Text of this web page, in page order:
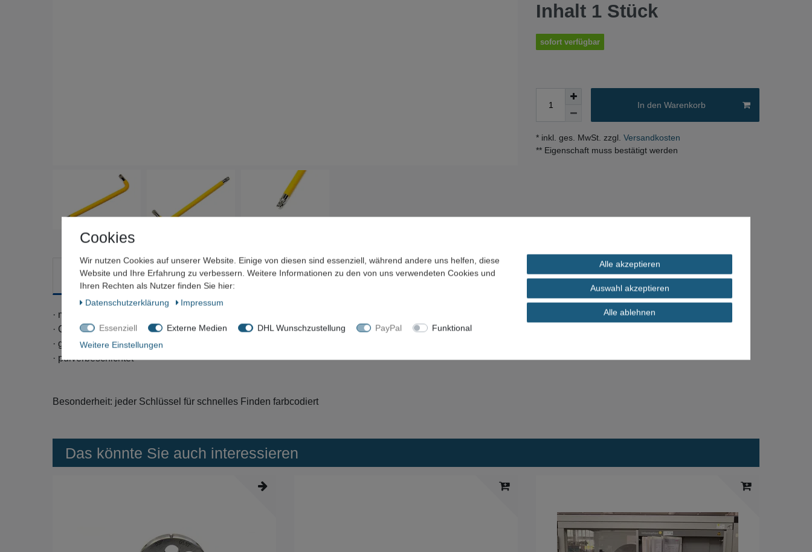
Beschreibung Technische Daten Weitere Details Frage zum Artikel / Preisvorschlag
· mit Farbcodierung
· Chrom-Vanadium-Stahl
· gehärtet
· pulverbeschichtet
Besonderheit: jeder Schlüssel für schnelles Finden farbcodiert
Inhalt 1 Stück
sofort verfügbar
In den Warenkorb
* inkl. ges. MwSt. zzgl. Versandkosten
** Eigenschaft muss bestätigt werden
Das könnte Sie auch interessieren
Cookies
Wir nutzen Cookies auf unserer Website. Einige von diesen sind essenziell, während andere uns helfen, diese
Website und Ihre Erfahrung zu verbessern. Weitere Informationen zu den von uns verwendeten Cookies und
Ihren Rechten als Nutzer finden Sie hier:
Daten­schutz­erklärung
Impressum
Essenziell Externe Medien DHL Wunschzustellung PayPal
Funktional
Weitere Einstellungen
Alle akzeptieren
Auswahl akzeptieren
Alle ablehnen